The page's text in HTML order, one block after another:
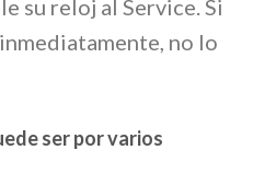
su reloj al Service. Si
no lo
ser por varios